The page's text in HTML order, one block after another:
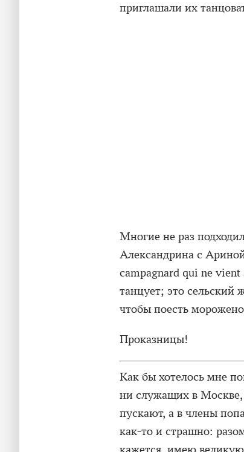
приглашали их
Многие не раз
Александрина с
campagnard qui ne
танцует; это сельский
чтобы поесть
Проказницы!
Как бы хотелось мне
ни служащих в Москве,
пускают, а в члены
как-то и страшно: